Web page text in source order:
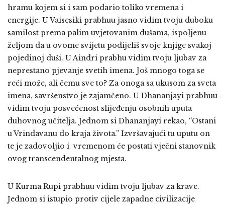
hramu kojem si i sam podario toliko vremena i
energije. U Vaisesiki prabhuu jasno vidim tvoju duboku
samilost prema palim uvjetovanim dušama, ispoljenu
željom da u ovome svijetu podijeliš svoje knjige svakoj
pojedinoj duši. U Aindri prabhu vidim tvoju ljubav za
neprestano pjevanje svetih imena. Još mnogo toga se
reći može, ali čemu sve to? Za onoga sa ukusom za sveta
imena, savršenstvo je zajamčeno. U Dhananjayi prabhuu
vidim tvoju posvećenost slijeđenju osobnih uputa
duhovnog učitelja. Jednom si Dhananjayi rekao, “Ostani
u Vrindavanu do kraja života.” Izvršavajući tu uputu on
te je zadovoljio i vremenom će postati vječni stanovnik
ovog transcendentalnog mjesta.
U Kurma Rupi prabhuu vidim tvoju ljubav za krave.
Jednom si istupio protiv cijele zapadne civilizacije